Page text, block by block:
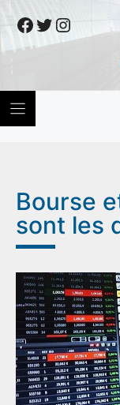
to
content
Facebook
Twitter
Bourse
sont les